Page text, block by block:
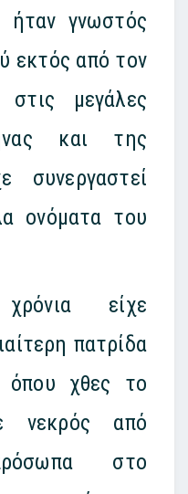
ήταν γνωστός
εκτός από τον
μεγάλες
και της
συνεργαστεί
ονόματα του
είχε
πατρίδα
όπου χθες το
νεκρός από
στο